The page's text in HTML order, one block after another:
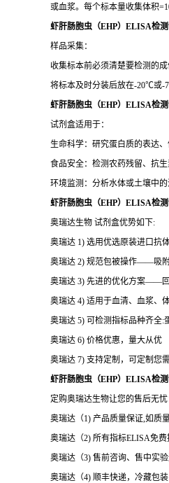
或血浆。每个标本量收集体积
虾肝肠胞虫（EHP）ELISA检
样品采集：
收集标本前必须清楚要检测的
将标本及时分装后放在-20℃或-
虾肝肠胞虫（EHP）ELISA检
试剂盒适用于：
生命科学：研究蛋白质的表达、
食品安全：检测农药残留、抗生
环境监测：分析水体或土壤中
虾肝肠胞虫（EHP）ELISA检
奥瑞达生物 试剂盒优势如下:
奥瑞达 1) 选用优选原装进口
奥瑞达 2) 规范包被操作——吸
奥瑞达 3) 先进的优化方案——
奥瑞达 4) 适用于血清、血浆、
奥瑞达 5) 可检测指标品种齐全:
奥瑞达 6) 价格优惠，量大从优
奥瑞达 7) 支持定制，可定制您
虾肝肠胞虫（EHP）ELISA检
定购奥瑞达生物让您的售后无忧
奥瑞达（1) 产品质量保证,如质
奥瑞达（2) 所有指标ELISA免
奥瑞达（3) 售前咨询、售中实
奥瑞达（4) 顺丰快递，冷藏包